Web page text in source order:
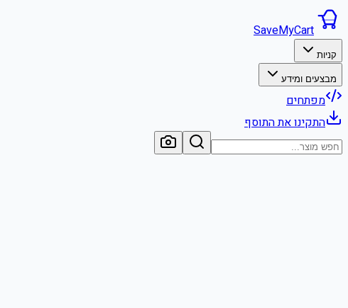
SaveMyCart
קניות
מבצעים ומידע
מפתחים
התקינו את התוסף